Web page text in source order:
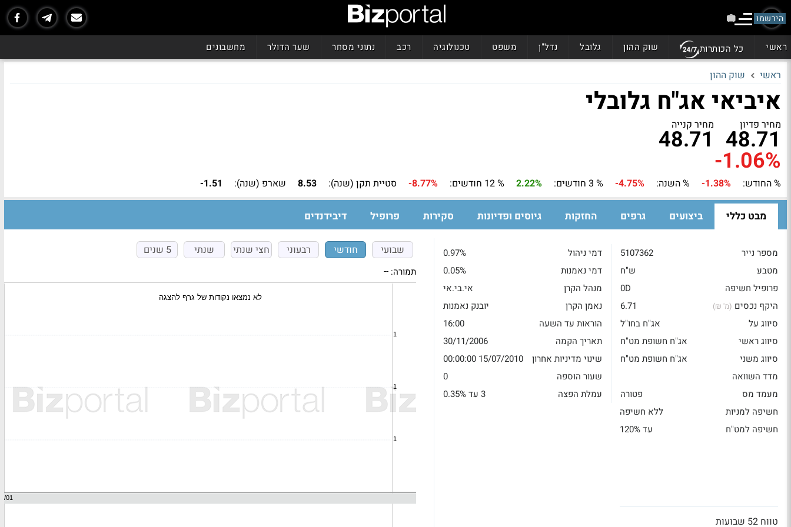
הירשמו
ראשי כל הכותרות שוק ההון גלובל נדל"ן משפט טכנולוגיה רכב נתוני מסחר שער הדולר מחשבונים
ראשי שוק ההון
איביאי אג"ח גלובלי
מחיר פדיון
48.71 מחיר קנייה
48.71
-1.06%
% החודש: -1.38% % השנה: -4.75% % 3 חודשים: 2.22% % 12 חודשים: -8.77% סטיית תקן (שנה): 8.53 שארפ (שנה): -1.51
מבט כללי ביצועים גרפים החזקות גיוסים ופדיונות סקירות פרופיל דיבידנדים
מספר נייר
5107362
מטבע
ש"ח
פרופיל חשיפה
0D
היקף נכסים (מ' ₪)
6.71
סיווג על
אג"ח בחו"ל
סיווג ראשי
אג"ח חשופת מט"ח
סיווג משני
אג"ח חשופת מט"ח
מדד השוואה
מעמד מס
פטורה
דמי ניהול
0.97%
דמי נאמנות
0.05%
מנהל הקרן
אי.בי.אי
נאמן הקרן
יובנק נאמנות
הוראות עד השעה
16:00
תאריך הקמה
30/11/2006
שינוי מדיניות אחרון
15/07/2010 00:00:00
שעור הוספה
0
עמלת הפצה
3 עד 0.35%
חשיפה למניות
ללא חשיפה
חשיפה למט"ח
עד 120%
טווח 52 שבועות
שבועי חודשי רבעוני חצי שנתי שנתי 5 שנים
תמורה: --
נכון ל - 06/26